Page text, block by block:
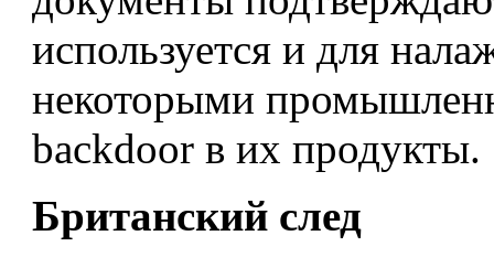
используется и для
некоторыми
backdoor в их продукты.
Британский след